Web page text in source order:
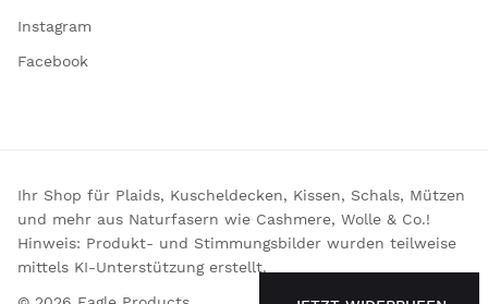
Instagram
Facebook
Ihr Shop für Plaids, Kuscheldecken, Kissen, Schals, Mützen
und mehr aus Naturfasern wie Cashmere, Wolle & Co.!
Hinweis: Produkt- und Stimmungsbilder wurden teilweise
mittels KI-Unterstützung erstellt.